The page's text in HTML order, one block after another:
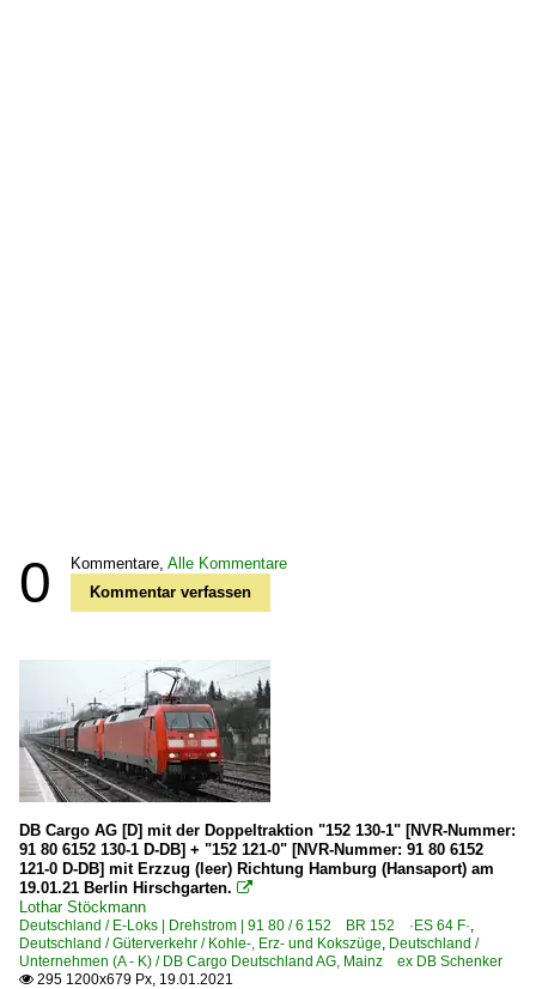
0 Kommentare, Alle Kommentare
Kommentar verfassen
DB Cargo AG [D] mit der Doppeltraktion "152 130-1" [NVR-Nummer:
91 80 6152 130-1 D-DB] + "152 121-0" [NVR-Nummer: 91 80 6152
121-0 D-DB] mit Erzzug (leer) Richtung Hamburg (Hansaport) am
19.01.21 Berlin Hirschgarten. 
Lothar Stöckmann
Deutschland / E-Loks | Drehstrom | 91 80 / 6 152 BR 152 ·ES 64 F·,
Deutschland / Güterverkehr / Kohle-, Erz- und Kokszüge, Deutschland /
Unternehmen (A - K) / DB Cargo Deutschland AG, Mainz ex DB Schenker
 295 1200x679 Px, 19.01.2021